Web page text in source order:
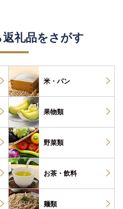
礼品をさがす
米・パン
果物類
野菜類
お茶・ 飲料
麺類